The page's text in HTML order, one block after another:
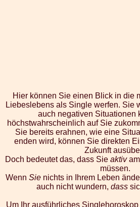
Hier können Sie einen Blick in die
Liebeslebens als Single werfen. Sie
auch negativen Situationen
höchstwahrscheinlich auf Sie
Sie bereits erahnen, wie eine
enden wird, können Sie direkten
Zukunft
Doch bedeutet das, dass Sie aktivam
müssen.
Wenn Sie nichts in Ihrem Leben
auch nicht wundern, dass
Um Ihr ausführliches